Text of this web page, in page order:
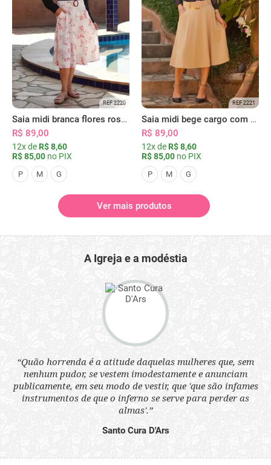
REF 2220
Saia midi branca flores rosas com bolsos
R$ 89,00
12x de R$ 8,60
R$ 85,00 no PIX
P M G
REF 2221
Saia midi bege cargo com bolsos
R$ 89,00
12x de R$ 8,60
R$ 85,00 no PIX
P M G
Ver mais produtos
A Igreja e a modéstia
“Quão horrenda é a atitude daquelas mulheres que, sem
nenhum pudor, se vestem imodestamente e anunciam
publicamente, em seu modo de vestir, que 'que são infames
instrumentos de que o inferno se serve para perder as
almas'.”
Santo Cura D'Ars